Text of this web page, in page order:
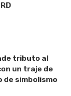
tributo al
un traje de
simbolismo